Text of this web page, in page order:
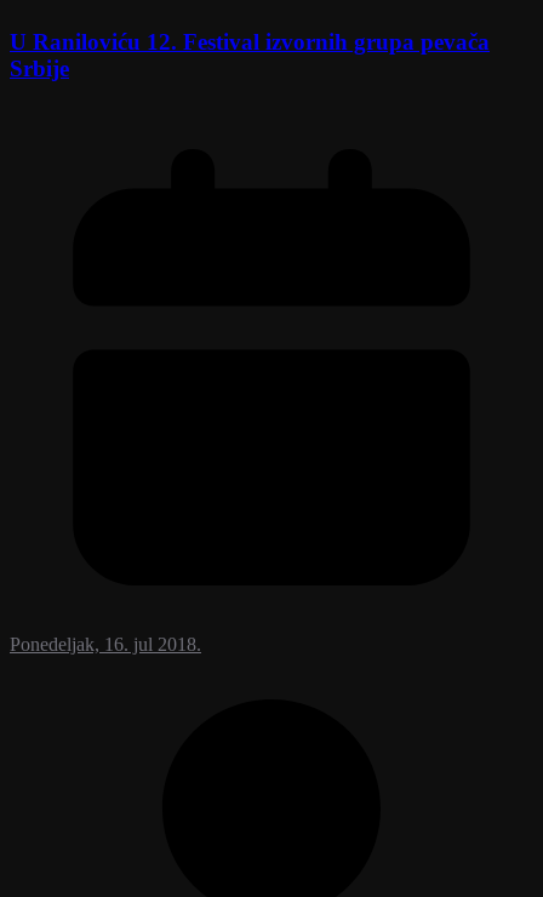
U Raniloviću 12. Festival izvornih grupa pevača
Srbije
Ponedeljak, 16. jul 2018.